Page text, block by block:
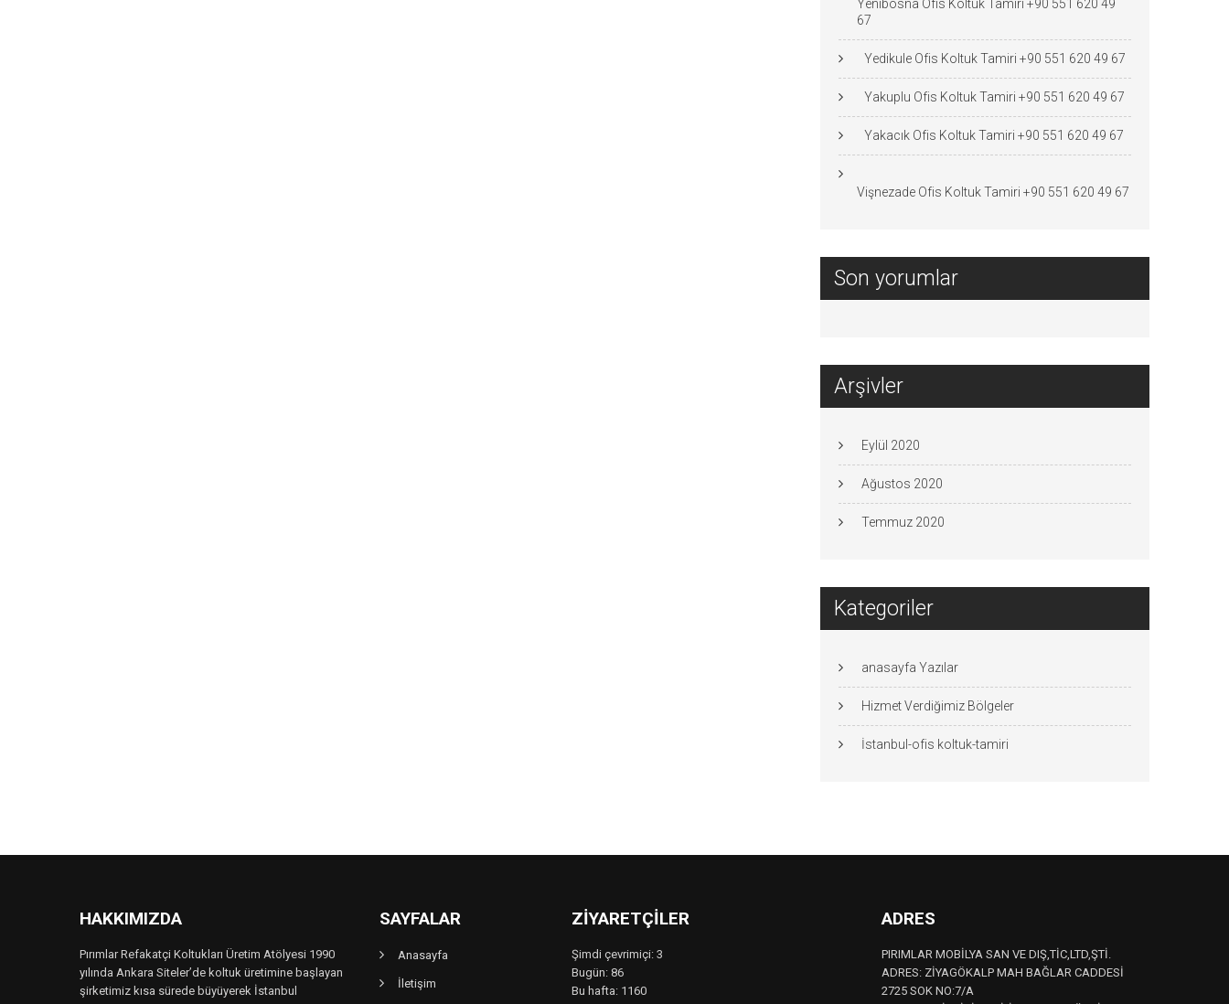
Yenibosna Ofis Koltuk Tamiri +90 551 620 49
67
Yedikule Ofis Koltuk Tamiri +90 551 620 49 67
Yakuplu Ofis Koltuk Tamiri +90 551 620 49 67
Yakacık Ofis Koltuk Tamiri +90 551 620 49 67
Vişnezade Ofis Koltuk Tamiri +90 551 620 49 67
Son yorumlar
Arşivler
Eylül 2020
Ağustos 2020
Temmuz 2020
Kategoriler
anasayfa Yazılar
Hizmet Verdiğimiz Bölgeler
İstanbul-ofis koltuk-tamiri
HAKKIMIZDA
Pırımlar Refakatçi Koltukları Üretim Atölyesi 1990
yılında Ankara Siteler’de koltuk üretimine başlayan
şirketimiz kısa sürede büyüyerek İstanbul
SAYFALAR
Anasayfa
İletişim
ZIYARETÇILER
Şimdi çevrimiçi: 3
Bugün: 86
Bu hafta: 1160
ADRES
PIRIMLAR MOBİLYA SAN VE DIŞ,TİC,LTD,ŞTİ.
ADRES: ZİYAGÖKALP MAH BAĞLAR CADDESİ
2725 SOK NO:7/A